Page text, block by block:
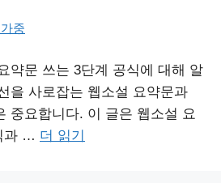
중
약문 쓰는 3단계 공식에 대해 알
을 사로잡는 웹소설 요약문과
중요합니다. 이 글은 웹소설 요
과 … 더 읽기